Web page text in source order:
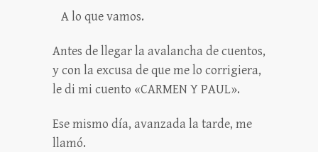
A lo que vamos.
Antes de llegar la avalancha de cuentos,
y con la excusa de que me lo corrigiera,
le di mi cuento «CARMEN Y PAUL».
Ese mismo día, avanzada la tarde, me
llamó.